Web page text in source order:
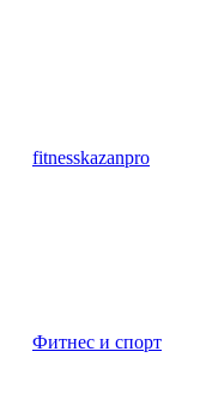
fitnesskazanpro
Фитнес и спорт